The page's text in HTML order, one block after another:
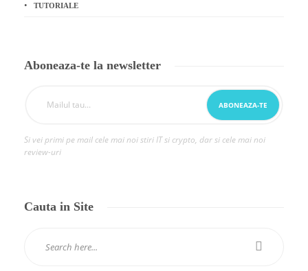
TUTORIALE
Aboneaza-te la newsletter
Si vei primi pe mail cele mai noi stiri IT si crypto, dar si cele mai noi
review-uri
Cauta in Site